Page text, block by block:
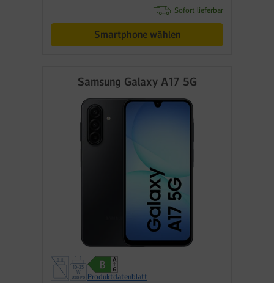
Sofort lieferbar
Smartphone wählen
Samsung Galaxy A17 5G
Produktdatenblatt